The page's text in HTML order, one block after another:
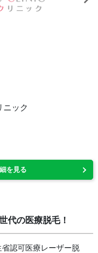
ニック
を見る
代の医療脱毛！
省認可医療レーザー脱